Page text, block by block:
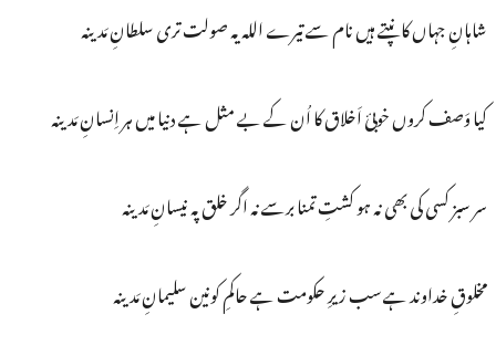
شاہانِ جہاں کانپتے ہیں نام سے تیرے اللہ یہ صولت تری سلطانِ مَدینہ
کیا وَصف کروں خوبیٔ اَخلاق کا اُن کے بے مثل ہے دنیا میں ہر اِنسانِ مَدینہ
سر سبز کسی کی بھی نہ ہو کشتِ تمنا برسے نہ اگر خلق پہ نیسانِ مَدینہ
مخلوقِ خداوند ہے سب زیرِ حکومت ہے حاکمِ کونین سلیمانِ مَدینہ